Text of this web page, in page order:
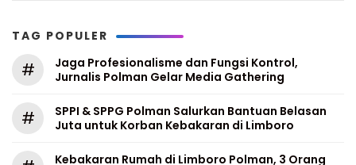
TAG POPULER
#
Jaga Profesionalisme dan Fungsi Kontrol,
Jurnalis Polman Gelar Media Gathering
#
SPPI & SPPG Polman Salurkan Bantuan Belasan
Juta untuk Korban Kebakaran di Limboro
Kebakaran Rumah di Limboro Polman, 3 Orang